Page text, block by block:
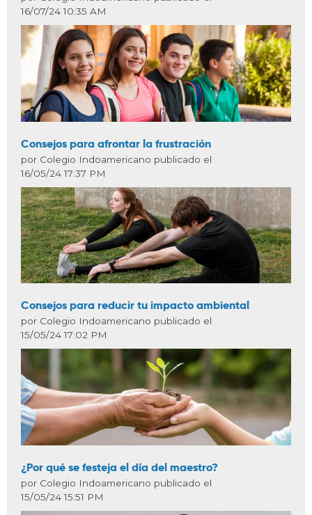
16/07/24 10:35 AM
Consejos para afrontar la frustración
por Colegio Indoamericano publicado el
16/05/24 17:37 PM
Consejos para reducir tu impacto ambiental
por Colegio Indoamericano publicado el
15/05/24 17:02 PM
¿Por qué se festeja el día del maestro?
por Colegio Indoamericano publicado el
15/05/24 15:51 PM